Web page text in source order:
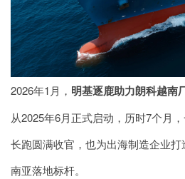
2026年1月， 明基逐鹿助力朗科越南
从2025年6月正式启动，历时7个月
长跑圆满收官，也为出海制造企业
南亚落地标杆。